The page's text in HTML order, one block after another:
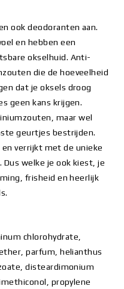
ook deodoranten aan.
en hebben een
okselhuid. Anti-
die de hoeveelheid
dat je oksels droog
geen kans krijgen.
maar wel
geurtjes bestrijden.
en verrijkt met de unieke
Dus welke je ook kiest, je
frisheid en heerlijk
chlorohydrate,
parfum, helianthus
disteardimonium
propylene